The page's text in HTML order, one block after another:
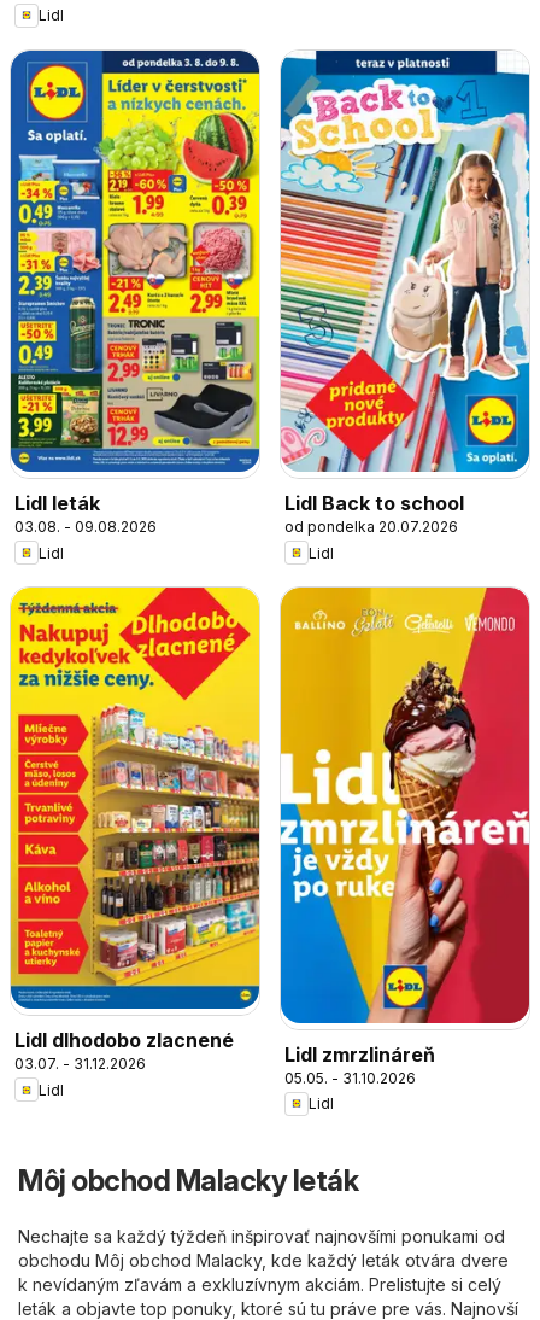
Lidl
Lidl leták
03.08. - 09.08.2026
Lidl
Lidl Back to school
od pondelka 20.07.2026
Lidl
Lidl dlhodobo zlacnené
03.07. - 31.12.2026
Lidl
Lidl zmrzlináreň
05.05. - 31.10.2026
Lidl
Môj obchod Malacky leták
Nechajte sa každý týždeň inšpirovať najnovšími ponukami od
obchodu Môj obchod Malacky, kde každý leták otvára dvere
k nevídaným zľavám a exkluzívnym akciám. Prelistujte si celý
leták a objavte top ponuky, ktoré sú tu práve pre vás. Najnovší